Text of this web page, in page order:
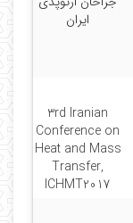
ایران
3rd Iranian
Conference on
Heat and Mass
Transfer,
ICHMT2017